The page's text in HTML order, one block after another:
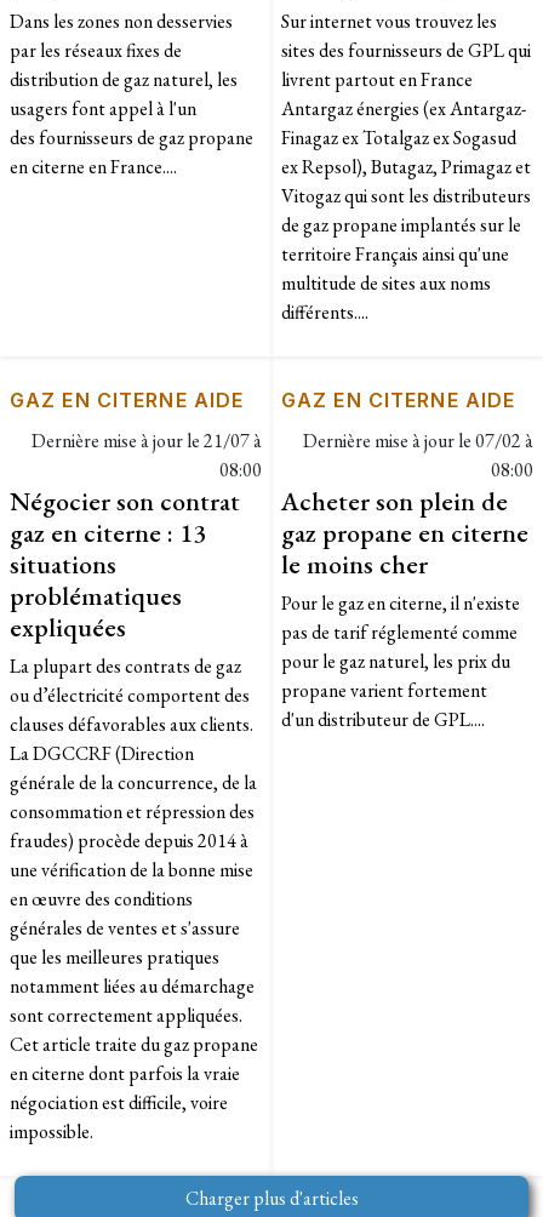
Dans les zones non desservies
par les réseaux fixes de
distribution de gaz naturel, les
usagers font appel à l'un
des fournisseurs de gaz propane
en citerne en France....
Sur internet vous trouvez les
sites des fournisseurs de GPL qui
livrent partout en France
Antargaz énergies (ex Antargaz-
Finagaz ex Totalgaz ex Sogasud
ex Repsol), Butagaz, Primagaz et
Vitogaz qui sont les distributeurs
de gaz propane implantés sur le
territoire Français ainsi qu'une
multitude de sites aux noms
différents....
GAZ EN CITERNE AIDE
Dernière mise à jour le21/07 à
08:00
Négocier son contrat
gaz en citerne : 13
situations
problématiques
expliquées
La plupart des contrats de gaz
ou d’électricité comportent des
clauses défavorables aux clients.
La DGCCRF (Direction
générale de la concurrence, de la
consommation et répression des
fraudes) procède depuis 2014 à
une vérification de la bonne mise
en œuvre des conditions
générales de ventes et s'assure
que les meilleures pratiques
notamment liées au démarchage
sont correctement appliquées.
Cet article traite du gaz propane
en citerne dont parfois la vraie
négociation est difficile, voire
impossible.
GAZ EN CITERNE AIDE
Dernière mise à jour le07/02 à
08:00
Acheter son plein de
gaz propane en citerne
le moins cher
Pour le gaz en citerne, il n'existe
pas de tarif réglementé comme
pour le gaz naturel, les prix du
propane varient fortement
d'un distributeur de GPL....
Charger plus d'articles